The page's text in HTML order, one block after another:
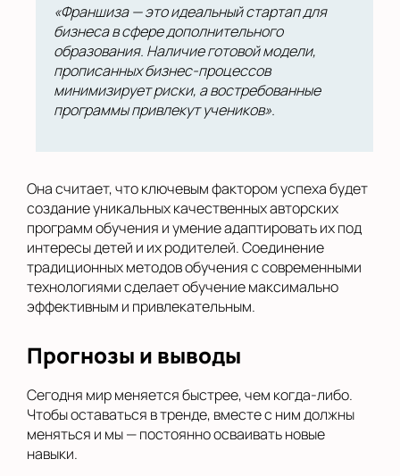
«Франшиза — это идеальный стартап для
бизнеса в сфере дополнительного
образования. Наличие готовой модели,
прописанных бизнес-процессов
минимизирует риски, а востребованные
программы привлекут учеников».
Она считает, что ключевым фактором успеха будет
создание уникальных качественных авторских
программ обучения и умение адаптировать их под
интересы детей и их родителей. Соединение
традиционных методов обучения с современными
технологиями сделает обучение максимально
эффективным и привлекательным.
Прогнозы и выводы
Сегодня мир меняется быстрее, чем когда-либо.
Чтобы оставаться в тренде, вместе с ним должны
меняться и мы — постоянно осваивать новые
навыки.